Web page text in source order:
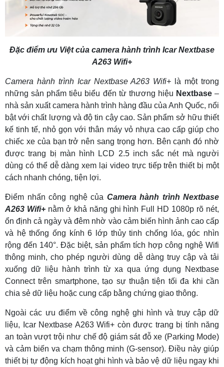
Đặc điểm ưu Việt của camera hành trình Icar Nextbase
A263 Wifi+
Camera hành trình Icar Nextbase A263 Wifi+ là một trong
những sản phẩm tiêu biểu đến từ thương hiệu Nextbase–
nhà sản xuất camera hành trình hàng đầu của Anh Quốc, nổi
bật với chất lượng và độ tin cậy cao. Sản phẩm sở hữu thiết
kế tinh tế, nhỏ gọn với thân máy vỏ nhựa cao cấp giúp cho
chiếc xe của bạn trở nên sang trọng hơn. Bên cạnh đó nhờ
được trang bị màn hình LCD 2.5 inch sắc nét mà người
dùng có thể dễ dàng xem lại video trực tiếp trên thiết bị một
cách nhanh chóng, tiện lợi.
Điểm nhấn công nghệ của Camera hành trình Nextbase
A263 Wifi+ nằm ở khả năng ghi hình Full HD 1080p rõ nét,
ổn định cả ngày và đêm nhờ vào cảm biến hình ảnh cao cấp
và hệ thống ống kính 6 lớp thủy tinh chống lóa, góc nhìn
rộng đến 140°. Đặc biệt, sản phẩm tích hợp công nghệ Wifi
thông minh, cho phép người dùng dễ dàng truy cập và tải
xuống dữ liệu hành trình từ xa qua ứng dụng Nextbase
Connect trên smartphone, tạo sự thuận tiện tối đa khi cần
chia sẻ dữ liệu hoặc cung cấp bằng chứng giao thông.
Ngoài các ưu điểm về công nghệ ghi hình và truy cập dữ
liệu, Icar Nextbase A263 Wifi+ còn được trang bị tính năng
an toàn vượt trội như chế độ giám sát đỗ xe (Parking Mode)
và cảm biến va chạm thông minh (G-sensor). Điều này giúp
thiết bị tự động kích hoạt ghi hình và bảo vệ dữ liệu ngay khi